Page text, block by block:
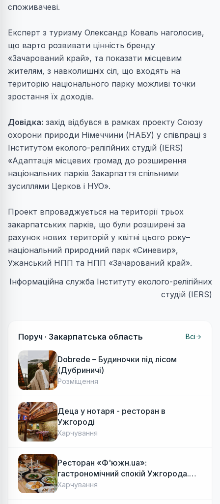
споживачеві.
Експерт з туризму Олександр Коваль наголосив,
що варто розвивати цінність бренду
«Зачарований край», та показати місцевим
жителям, з навколишніх сіл, що входять на
територію національного парку можливі точки
зростання їх доходів.
Довідка: захід відбувся в рамках проекту Союзу
охорони природи Німеччини (НАБУ) у співпраці з
Інститутом еколого-релігійних студій (IERS)
«Адаптація місцевих громад до розширення
національних парків Закарпаття спільними
зусиллями Церков і НУО».
Проект впроваджується на території трьох
закарпатських парків, що були розширені за
рахунок нових територій у квітні цього року–
національний природний парк «Синевир»,
Ужанський НПП та НПП «Зачарований край».
Інформаційна служба Інституту еколого-релігійних
студій (IERS)
Поруч · Закарпатська область Всі
Dobrede – Будиночки під лісом
(Дубриничі)
Розміщення
Деца у нотаря - ресторан в
Ужгороді
Харчування
Ресторан «Ф'южн.ua»:
гастрономічний спокій Ужгорода.
Авторська локальна кухня, затишок
Харчування